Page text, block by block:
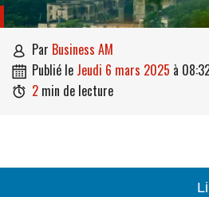
 par Business AM
 publié le jeudi 6 mars 2025 à
 2 min de lecture